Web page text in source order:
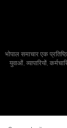
भोपाल समाचार एक
युवाओं, व्यापारियों,